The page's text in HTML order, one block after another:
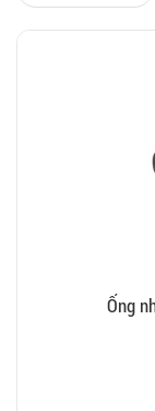
Ống